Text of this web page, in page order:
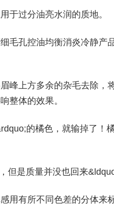
于过分油亮水润的质地。
毛孔控油均衡消炎冷静产
峰上方多余的杂毛去除，
整体的效果。
的橘色，就输掉了！
但是质量并没也回来
用有所不同色差的分体来